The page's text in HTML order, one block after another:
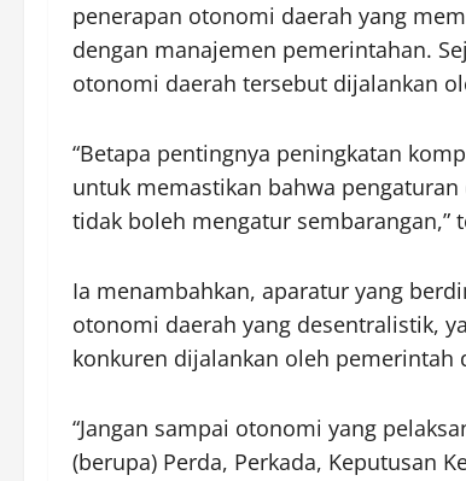
penerapan otonomi daerah yang
dengan manajemen pemerintahan.
otonomi daerah tersebut dijalankan
“Betapa pentingnya peningkatan
untuk memastikan bahwa
tidak boleh mengatur sembarangan,”
Ia menambahkan, aparatur yang
otonomi daerah yang desentralistik,
konkuren dijalankan oleh pemerintah
“Jangan sampai otonomi yang
(berupa) Perda, Perkada, Keputusan